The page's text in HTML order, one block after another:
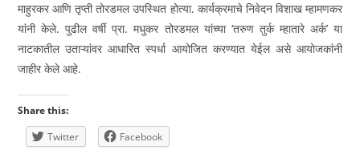
माहुरकर आणि तृप्ती तोरडमल उपस्थित होत्या. कार्यक्रमाचे निवेदन विशाख म्हामणकर
यांनी केले. पुढील वर्षी प्रा. मधुकर तोरडमल यांच्या ‘तरुण तुर्क म्हातारे अर्क’ या
नाटकातील उताऱ्यांवर आधारित स्पर्धा आयोजित करण्यात येईल असे आयोजकांनी
जाहीर केले आहे.
Share this:
Twitter
Facebook